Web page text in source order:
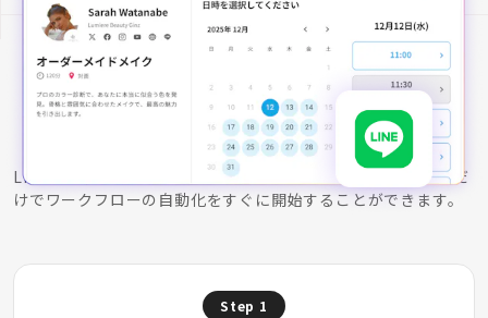
ご利用の流れ
LINEと接続し目的に合わせた予約ページをゲストに共有するだ
けでワークフローの自動化をすぐに開始することができます。
Step 1